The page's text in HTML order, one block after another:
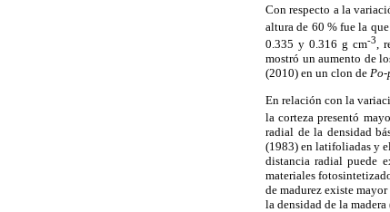
Con respecto a la
altura de 60 % fue la
0.335 y 0.316 g cm-3,
mostró un aumento de
(2010) en un clon de Po-
En relación con la
la corteza presentó
radial de la densidad
(1983) en latifoliadas y
distancia radial puede
materiales
de madurez existe
la densidad de la